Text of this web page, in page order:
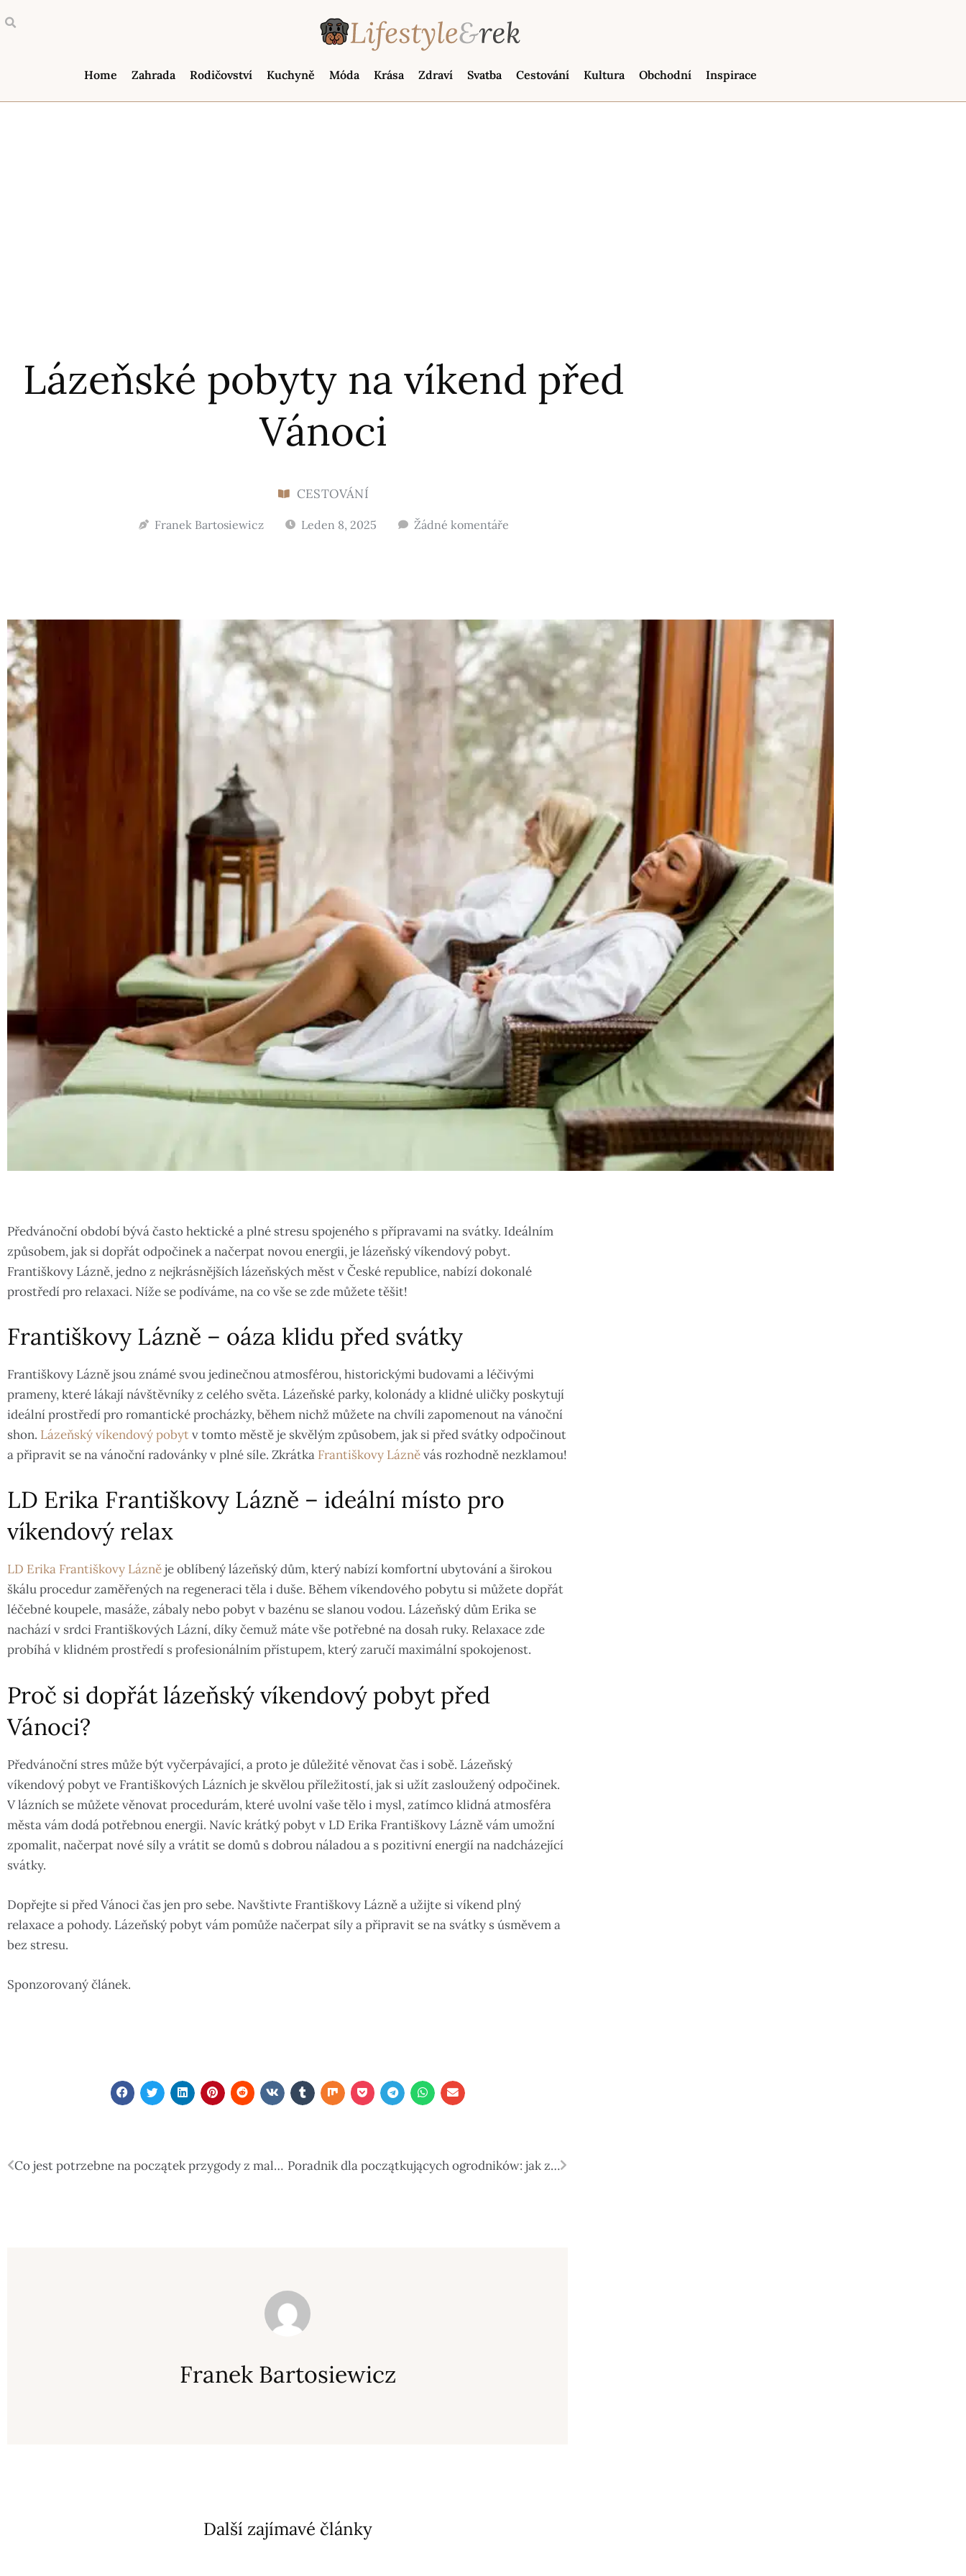
Home Zahrada Rodičovství Kuchyně Móda Krása Zdraví Svatba Cestování Kultura Obchodní Inspirace
Lázeňské pobyty na víkend před
Vánoci
CESTOVÁNÍ
Franek Bartosiewicz Leden 8, 2025 Žádné komentáře
Předvánoční období bývá často hektické a plné stresu spojeného s přípravami na svátky. Ideálním
způsobem, jak si dopřát odpočinek a načerpat novou energii, je lázeňský víkendový pobyt.
Františkovy Lázně, jedno z nejkrásnějších lázeňských měst v České republice, nabízí dokonalé
prostředí pro relaxaci. Níže se podíváme, na co vše se zde můžete těšit!
Františkovy Lázně – oáza klidu před svátky
Františkovy Lázně jsou známé svou jedinečnou atmosférou, historickými budovami a léčivými
prameny, které lákají návštěvníky z celého světa. Lázeňské parky, kolonády a klidné uličky poskytují
ideální prostředí pro romantické procházky, během nichž můžete na chvíli zapomenout na vánoční
shon. Lázeňský víkendový pobytv tomto městě je skvělým způsobem, jak si před svátky odpočinout
a připravit se na vánoční radovánky v plné síle. Zkrátka Františkovy Lázněvás rozhodně nezklamou!
LD Erika Františkovy Lázně – ideální místo pro
víkendový relax
LD Erika Františkovy Lázněje oblíbený lázeňský dům, který nabízí komfortní ubytování a širokou
škálu procedur zaměřených na regeneraci těla i duše. Během víkendového pobytu si můžete dopřát
léčebné koupele, masáže, zábaly nebo pobyt v bazénu se slanou vodou. Lázeňský dům Erika se
nachází v srdci Františkových Lázní, díky čemuž máte vše potřebné na dosah ruky. Relaxace zde
probíhá v klidném prostředí s profesionálním přístupem, který zaručí maximální spokojenost.
Proč si dopřát lázeňský víkendový pobyt před
Vánoci?
Předvánoční stres může být vyčerpávající, a proto je důležité věnovat čas i sobě. Lázeňský
víkendový pobyt ve Františkových Lázních je skvělou příležitostí, jak si užít zasloužený odpočinek.
V lázních se můžete věnovat procedurám, které uvolní vaše tělo i mysl, zatímco klidná atmosféra
města vám dodá potřebnou energii. Navíc krátký pobyt v LD Erika Františkovy Lázně vám umožní
zpomalit, načerpat nové síly a vrátit se domů s dobrou náladou a s pozitivní energií na nadcházející
svátky.
Dopřejte si před Vánoci čas jen pro sebe. Navštivte Františkovy Lázně a užijte si víkend plný
relaxace a pohody. Lázeňský pobyt vám pomůže načerpat síly a připravit se na svátky s úsměvem a
bez stresu.
Sponzorovaný článek.
Co jest potrzebne na początek przygody z malowaniem? Poradnik dla początkujących ogrodników: jak założyć własny ogród warzywny
Franek Bartosiewicz
Další zajímavé články